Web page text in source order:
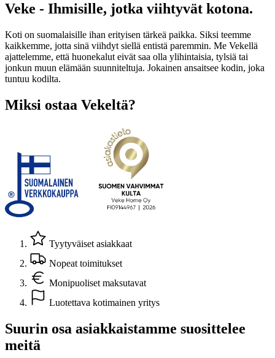
Veke - Ihmisille, jotka viihtyvät kotona.
Koti on suomalaisille ihan erityisen tärkeä paikka. Siksi teemme
kaikkemme, jotta sinä viihdyt siellä entistä paremmin. Me Vekellä
ajattelemme, että huonekalut eivät saa olla ylihintaisia, tylsiä tai
jonkun muun elämään suunniteltuja. Jokainen ansaitsee kodin, joka
tuntuu kodilta.
Miksi ostaa Vekeltä?
Tyytyväiset asiakkaat
Nopeat toimitukset
Monipuoliset maksutavat
Luotettava kotimainen yritys
Suurin osa asiakkaistamme suosittelee
meitä